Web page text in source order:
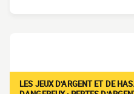
LES JEUX D'ARGENT ET DE